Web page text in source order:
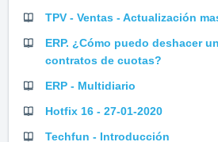
TPV - Ventas - Actualización
ERP. ¿Cómo puedo deshacer
contratos de cuotas?
ERP - Multidiario
Hotfix 16 - 27-01-2020
Techfun - Introducción